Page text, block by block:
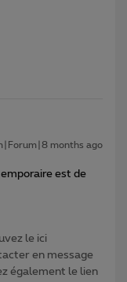
months ago
est de
le ici
en message
également le lien